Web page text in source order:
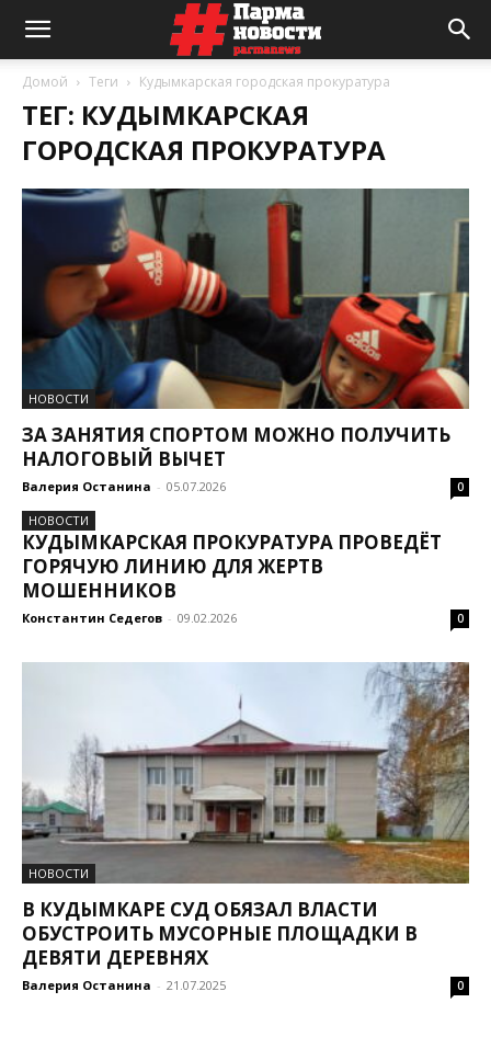
Домой Теги Кудымкарская городская прокуратура
ТЕГ: КУДЫМКАРСКАЯ
ГОРОДСКАЯ ПРОКУРАТУРА
НОВОСТИ
ЗА ЗАНЯТИЯ СПОРТОМ МОЖНО ПОЛУЧИТЬ
НАЛОГОВЫЙ ВЫЧЕТ
Валерия Останина - 05.07.2026 0
НОВОСТИ
КУДЫМКАРСКАЯ ПРОКУРАТУРА ПРОВЕДЁТ
ГОРЯЧУЮ ЛИНИЮ ДЛЯ ЖЕРТВ
МОШЕННИКОВ
Константин Седегов - 09.02.2026 0
НОВОСТИ
В КУДЫМКАРЕ СУД ОБЯЗАЛ ВЛАСТИ
ОБУСТРОИТЬ МУСОРНЫЕ ПЛОЩАДКИ В
ДЕВЯТИ ДЕРЕВНЯХ
Валерия Останина - 21.07.2025 0